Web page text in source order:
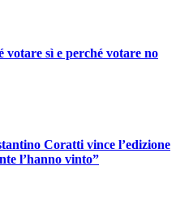
votare sì e perché votare no
Coratti vince l’edizione
l’hanno vinto”